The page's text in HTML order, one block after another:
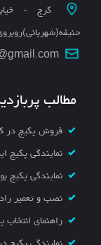
مطالب
فروش پکیج در
نمایندگی پکیج
نمایندگی پکیج
نصب و تعمیر
راهنمای انتخاب